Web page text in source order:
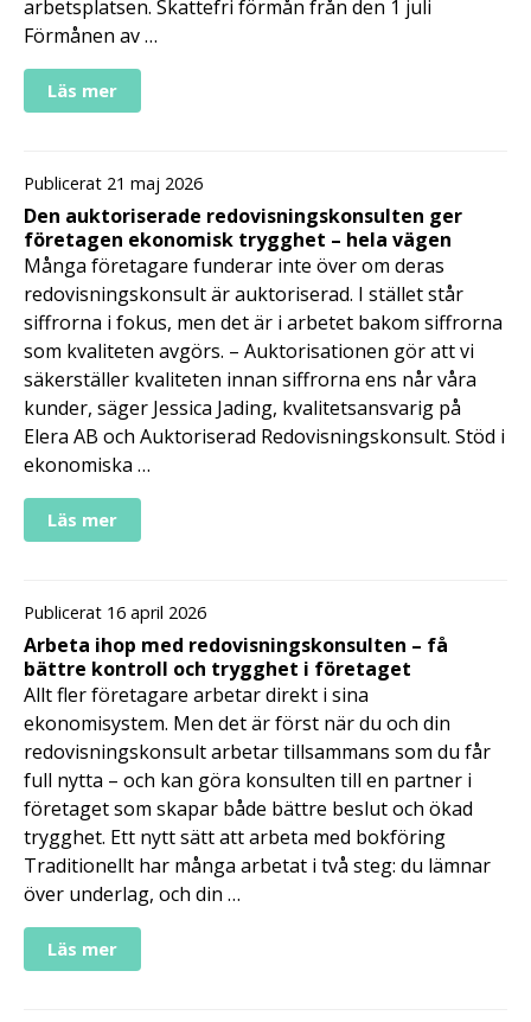
arbetsplatsen. Skattefri förmån från den 1 juli
Förmånen av …
Läs mer
Publicerat 21 maj 2026
Den auktoriserade redovisningskonsulten ger
företagen ekonomisk trygghet – hela vägen
Många företagare funderar inte över om deras
redovisningskonsult är auktoriserad. I stället står
siffrorna i fokus, men det är i arbetet bakom siffrorna
som kvaliteten avgörs. – Auktorisationen gör att vi
säkerställer kvaliteten innan siffrorna ens når våra
kunder, säger Jessica Jading, kvalitetsansvarig på
Elera AB och Auktoriserad Redovisningskonsult. Stöd i
ekonomiska …
Läs mer
Publicerat 16 april 2026
Arbeta ihop med redovisningskonsulten – få
bättre kontroll och trygghet i företaget
Allt fler företagare arbetar direkt i sina
ekonomisystem. Men det är först när du och din
redovisningskonsult arbetar tillsammans som du får
full nytta – och kan göra konsulten till en partner i
företaget som skapar både bättre beslut och ökad
trygghet. Ett nytt sätt att arbeta med bokföring
Traditionellt har många arbetat i två steg: du lämnar
över underlag, och din …
Läs mer